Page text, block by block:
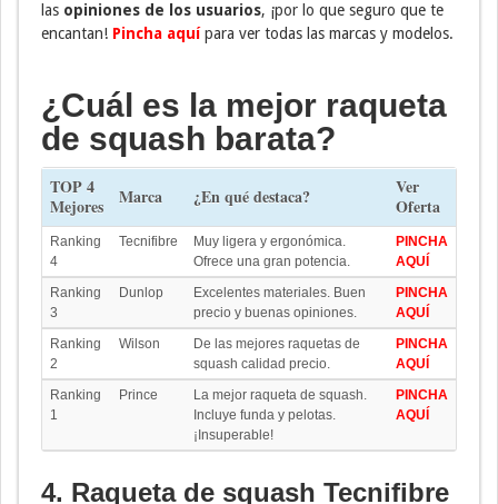
las opiniones de los usuarios, ¡por lo que seguro que te
encantan! Pincha aquípara ver todas las marcas y modelos.
¿Cuál es la mejor raqueta
de squash barata?
TOP 4
Mejores
Marca ¿En qué destaca?
Ver
Oferta
Ranking
4
Tecnifibre
Muy ligera y ergonómica.
Ofrece una gran potencia.
PINCHA
AQUÍ
Ranking
3
Dunlop
Excelentes materiales. Buen
precio y buenas opiniones.
PINCHA
AQUÍ
Ranking
2
Wilson
De las mejores raquetas de
squash calidad precio.
PINCHA
AQUÍ
Ranking
1
Prince
La mejor raqueta de squash.
Incluye funda y pelotas.
¡Insuperable!
PINCHA
AQUÍ
4. Raqueta de squash Tecnifibre